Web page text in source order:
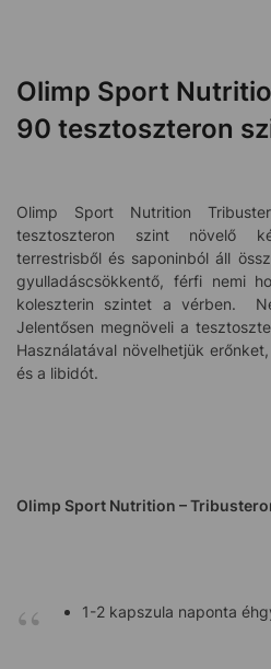
Olimp Sport
90 tesztoszteron
Olimp Sport Nutrition
tesztoszteron szint növelő
terrestrisből és saponinból áll
gyulladáscsökkentő, férfi nemi
koleszterin szintet a vérben.
Jelentősen megnöveli a
Használatával növelhetjük
és a libidót.
Olimp Sport Nutrition –
1-2 kapszula naponta